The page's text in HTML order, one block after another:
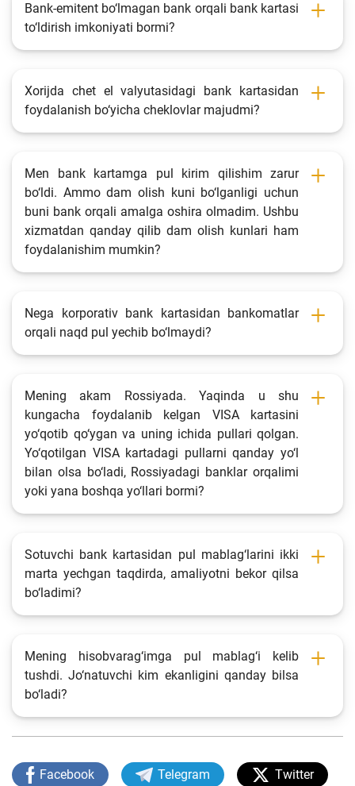
Bank-emitent bo‘lmagan bank orqali bank kartasi
to‘ldirish imkoniyati bormi?
Xorijda chet el valyutasidagi bank kartasidan
foydalanish bo‘yicha cheklovlar majudmi?
Men bank kartamga pul kirim qilishim zarur
bo‘ldi. Ammo dam olish kuni bo‘lganligi uchun
buni bank orqali amalga oshira olmadim. Ushbu
xizmatdan qanday qilib dam olish kunlari ham
foydalanishim mumkin?
Nega korporativ bank kartasidan bankomatlar
orqali naqd pul yechib bo‘lmaydi?
Mening akam Rossiyada. Yaqinda u shu
kungacha foydalanib kelgan VISA kartasini
yo‘qotib qo‘ygan va uning ichida pullari qolgan.
Yo‘qotilgan VISA kartadagi pullarni qanday yo‘l
bilan olsa bo‘ladi, Rossiyadagi banklar orqalimi
yoki yana boshqa yo‘llari bormi?
Sotuvchi bank kartasidan pul mablag‘larini ikki
marta yechgan taqdirda, amaliyotni bekor qilsa
bo‘ladimi?
Mening hisobvarag‘imga pul mablag‘i kelib
tushdi. Jo‘natuvchi kim ekanligini qanday bilsa
bo‘ladi?
Facebook Telegram Twitter